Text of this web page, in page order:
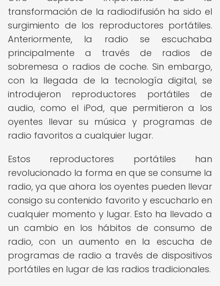
transformación de la radiodifusión ha sido el
surgimiento de los reproductores portátiles.
Anteriormente, la radio se escuchaba
principalmente a través de radios de
sobremesa o radios de coche. Sin embargo,
con la llegada de la tecnología digital, se
introdujeron reproductores portátiles de
audio, como el iPod, que permitieron a los
oyentes llevar su música y programas de
radio favoritos a cualquier lugar.
Estos reproductores portátiles han
revolucionado la forma en que se consume la
radio, ya que ahora los oyentes pueden llevar
consigo su contenido favorito y escucharlo en
cualquier momento y lugar. Esto ha llevado a
un cambio en los hábitos de consumo de
radio, con un aumento en la escucha de
programas de radio a través de dispositivos
portátiles en lugar de las radios tradicionales.